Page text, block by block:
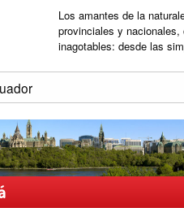
Los amantes de la
provinciales y
inagotables: desde las